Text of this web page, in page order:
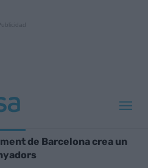
de Barcelona crea un